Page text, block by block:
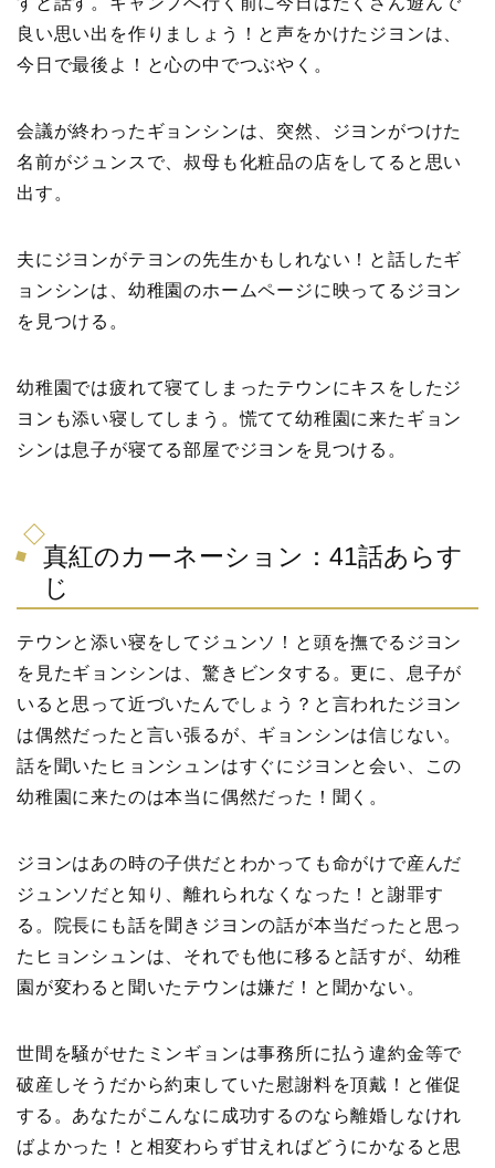
良い思い出を作りましょう！と声をかけたジヨンは、
今日で最後よ！と心の中でつぶやく。
会議が終わったギョンシンは、突然、ジヨンがつけた
名前がジュンスで、叔母も化粧品の店をしてると思い
出す。
夫にジヨンがテヨンの先生かもしれない！と話したギ
ョンシンは、幼稚園のホームページに映ってるジヨン
を見つける。
幼稚園では疲れて寝てしまったテウンにキスをしたジ
ヨンも添い寝してしまう。慌てて幼稚園に来たギョン
シンは息子が寝てる部屋でジヨンを見つける。
真紅のカーネーション：41話あらす
じ
テウンと添い寝をしてジュンソ！と頭を撫でるジヨン
を見たギョンシンは、驚きビンタする。更に、息子が
いると思って近づいたんでしょう？と言われたジヨン
は偶然だったと言い張るが、ギョンシンは信じない。
話を聞いたヒョンシュンはすぐにジヨンと会い、この
幼稚園に来たのは本当に偶然だった！聞く。
ジヨンはあの時の子供だとわかっても命がけで産んだ
ジュンソだと知り、離れられなくなった！と謝罪す
る。院長にも話を聞きジヨンの話が本当だったと思っ
たヒョンシュンは、それでも他に移ると話すが、幼稚
園が変わると聞いたテウンは嫌だ！と聞かない。
世間を騒がせたミンギョンは事務所に払う違約金等で
破産しそうだから約束していた慰謝料を頂戴！と催促
する。あなたがこんなに成功するのなら離婚しなけれ
ばよかった！と相変わらず甘えればどうにかなると思